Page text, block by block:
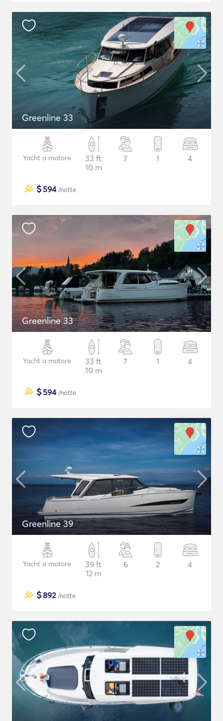
Greenline 33
Yacht a motore
33 ft
10 m
7 1 4
$594/notte
Greenline 33
Yacht a motore
33 ft
10 m
7 1 4
$594/notte
Greenline 39
Yacht a motore
39 ft
12 m
6 2 4
$892/notte